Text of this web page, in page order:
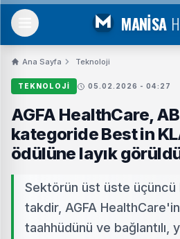
MANİSA
Ana Sayfa Teknoloji
TEKNOLOJI 05.02.2026 - 04:27
AGFA HealthCare,
kategoride Best in
ödülüne layık
Sektörün üst üste üçüncü
takdir, AGFA
taahhüdünü ve bağlantılı,